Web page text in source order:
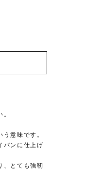
意味です。
パンに仕上げ
、とても強靭